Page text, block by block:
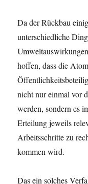
Da der Rückbau
unterschiedliche
hoffen, dass die
nicht nur einmal vor
werden, sondern es
Erteilung jeweils
Arbeitsschritte zu
kommen wird.
Das ein solches